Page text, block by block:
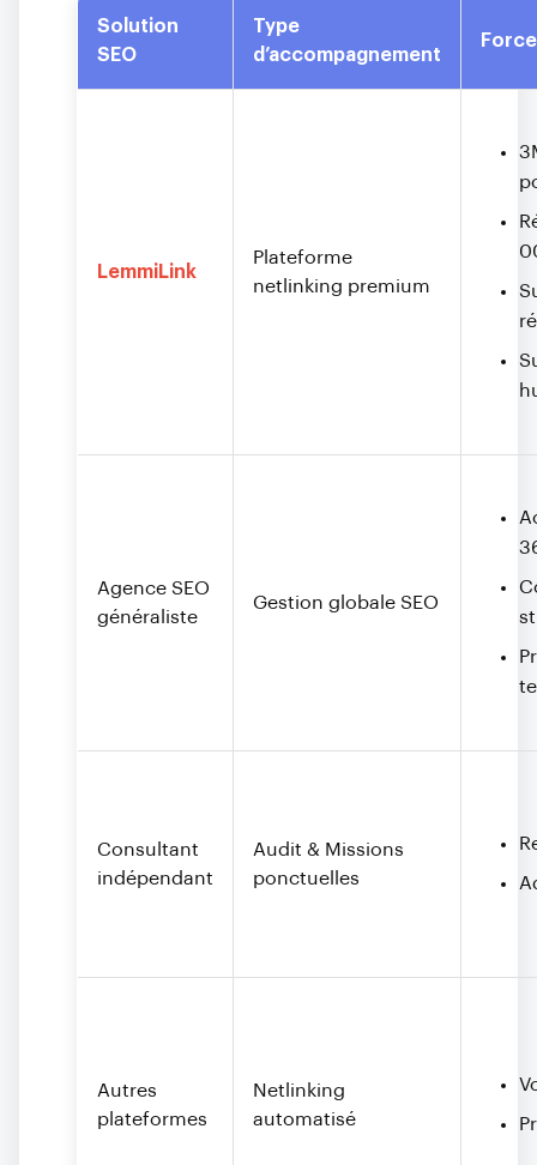
Solution
SEO
Type
d’accompagnement
LemmiLink
Plateforme
netlinking premium
Agence SEO
généraliste
Gestion globale SEO
Consultant
indépendant
Audit & Missions
ponctuelles
Autres
plateformes
Netlinking
automatisé